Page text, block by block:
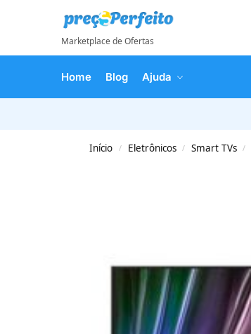
Marketplace de Ofertas
Home Blog Ajuda
Início / Eletrônicos / Smart TVs /